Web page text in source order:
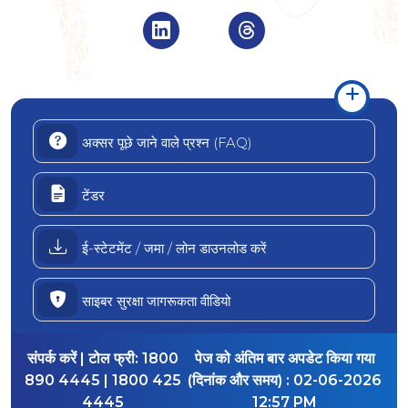
Visit Indian Overseas Bank
Visit Indian
अक्सर पूछे जाने वाले प्रश्न (FAQ)
टेंडर
ई-स्टेटमेंट / जमा / लोन डाउनलोड करें
साइबर सुरक्षा जागरूकता वीडियो
संपर्क करें | टोल फ्री: 1800
890 4445 | 1800 425
4445
पेज को अंतिम बार अपडेट किया गया
(दिनांक और समय) : 02-06-2026
12:57 PM